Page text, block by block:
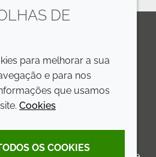
YoutubeLine
LEGAL
Termos e condições
DE
para melhorar a sua
e para nos
que usamos
Cookies
OS COOKIES